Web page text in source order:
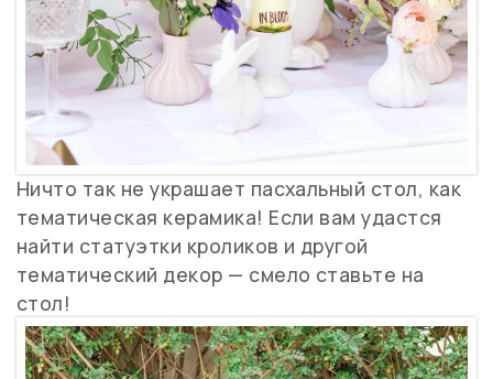
Ничто так не украшает пасхальный стол, как
тематическая керамика! Если вам удастся
найти статуэтки кроликов и другой
тематический декор — смело ставьте на
стол!